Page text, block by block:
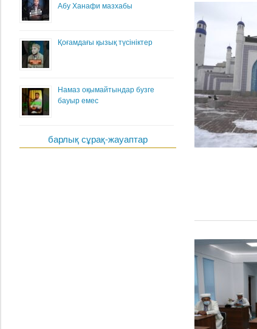
Абу Ханафи мазхабы
Қоғамдағы қызық түсініктер
Намаз оқымайтындар бузге
бауыр емес
барлық сұрақ-жауаптар